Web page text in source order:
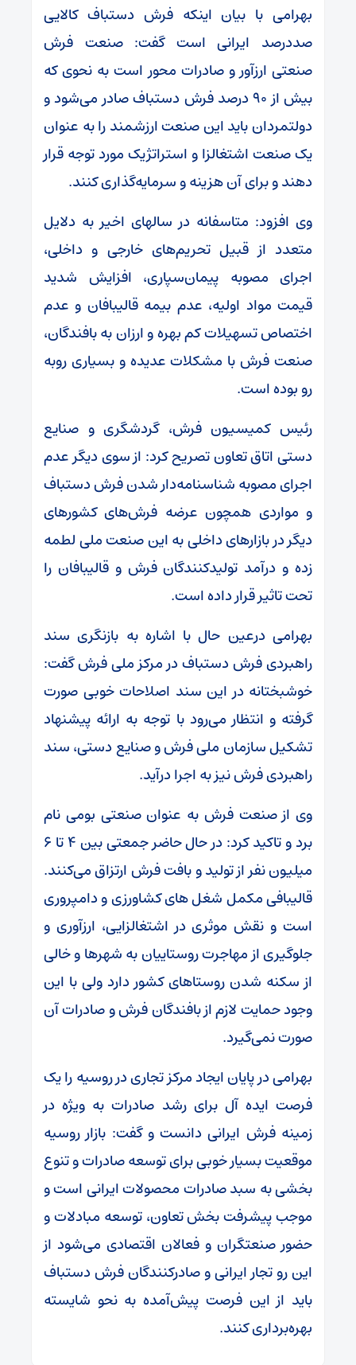
بهرامی با بیان اینکه فرش دستباف کالایی
صددرصد ایرانی است گفت: صنعت فرش
صنعتی ارزآور و صادرات محور است به نحوی که
بیش از ۹۰ درصد فرش دستباف صادر می‌شود و
دولتمردان باید این صنعت ارزشمند را به عنوان
یک صنعت اشتغالزا و استراتژیک مورد توجه قرار
دهند و برای آن هزینه و سرمایه‌گذاری کنند.
وی افزود: متاسفانه در سالهای اخیر به دلایل
متعدد از قبیل تحریم‌های خارجی و داخلی،
اجرای مصوبه پیمان‌سپاری، افزایش شدید
قیمت مواد اولیه، عدم بیمه قالیبافان و عدم
اختصاص تسهیلات کم بهره و ارزان به بافندگان،
صنعت فرش با مشکلات عدیده و بسیاری روبه
رو بوده است.
رئیس کمیسیون فرش، گردشگری و صنایع
دستی اتاق تعاون تصریح کرد: از سوی دیگر عدم
اجرای مصوبه شناسنامه‌دار شدن فرش دستباف
و مواردی همچون عرضه فرش‌های کشورهای
دیگر در بازارهای داخلی به این صنعت ملی لطمه
زده و درآمد تولیدکنندگان فرش و قالیبافان را
تحت تاثیر قرار داده است.
بهرامی درعین حال با اشاره به بازنگری سند
راهبردی فرش دستباف در مرکز ملی فرش گفت:
خوشبختانه در این سند اصلاحات خوبی صورت
گرفته و انتظار می‌رود با توجه به ارائه پیشنهاد
تشکیل سازمان ملی فرش و صنایع دستی، سند
راهبردی فرش نیز به اجرا درآید.
وی از صنعت فرش به عنوان صنعتی بومی نام
برد و تاکید کرد: در حال حاضر جمعتی بین ۴ تا ۶
میلیون نفر از تولید و بافت فرش ارتزاق می‌کنند.
قالیبافی مکمل شغل های کشاورزی و دامپروری
است و نقش موثری در اشتغالزایی، ارزآوری و
جلوگیری از مهاجرت روستاییان به شهرها و خالی
از سکنه شدن روستاهای کشور دارد ولی با این
وجود حمایت لازم از بافندگان فرش و صادرات آن
صورت نمی‌گیرد.
بهرامی در پایان ایجاد مرکز تجاری در روسیه را یک
فرصت ایده آل برای رشد صادرات به ویژه در
زمینه فرش ایرانی دانست و گفت: بازار روسیه
موقعیت بسیار خوبی برای توسعه صادرات و تنوع
بخشی به سبد صادرات محصولات ایرانی است و
موجب پیشرفت بخش تعاون، توسعه مبادلات و
حضور صنعتگران و فعالان اقتصادی می‌شود از
این رو تجار ایرانی و صادرکنندگان فرش دستباف
باید از این فرصت پیش‌آمده به نحو شایسته
بهره‌برداری کنند.